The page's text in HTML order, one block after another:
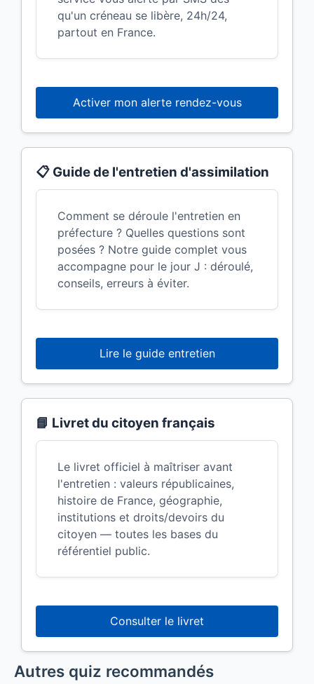
qu'un créneau se libère, 24h/24,
partout en France.
Activer mon alerte rendez-vous
📋 Guide de l'entretien d'assimilation
Comment se déroule l'entretien en
préfecture ? Quelles questions sont
posées ? Notre guide complet vous
accompagne pour le jour J : déroulé,
conseils, erreurs à éviter.
Lire le guide entretien
📘 Livret du citoyen français
Le livret officiel à maîtriser avant
l'entretien : valeurs républicaines,
histoire de France, géographie,
institutions et droits/devoirs du
citoyen — toutes les bases du
référentiel public.
Consulter le livret
Autres quiz recommandés